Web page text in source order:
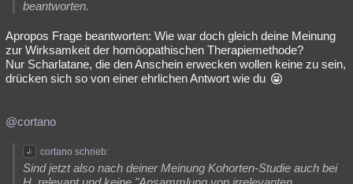
beantworten.
Apropos Frage beantworten: Wie war doch gleich deine Meinung
zur Wirksamkeit der homöopathischen Therapiemethode?
Nur Scharlatane, die den Anschein erwecken wollen keine zu sein,
drücken sich so von einer ehrlichen Antwort wie du
@cortano
cortano schrieb:
Sind jetzt also nach deiner Meinung Kohorten-Studie auch bei